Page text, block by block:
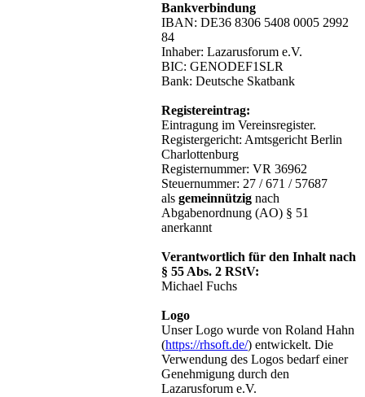
Bankverbindung
IBAN: DE36 8306 5408 0005 2992
84
Inhaber: Lazarusforum e.V.
BIC: GENODEF1SLR
Bank: Deutsche Skatbank
Registereintrag:
Eintragung im Vereinsregister.
Registergericht: Amtsgericht Berlin
Charlottenburg
Registernummer: VR 36962
Steuernummer: 27 / 671 / 57687
als gemeinnützig nach
Abgabenordnung (AO) § 51
anerkannt
Verantwortlich für den Inhalt nach
§ 55 Abs. 2 RStV:
Michael Fuchs
Logo
Unser Logo wurde von Roland Hahn
(https://rhsoft.de/) entwickelt. Die
Verwendung des Logos bedarf einer
Genehmigung durch den
Lazarusforum e.V.